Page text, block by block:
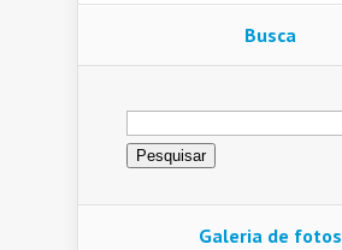
Busca
Pesquisar
por:
Galeria de fotos